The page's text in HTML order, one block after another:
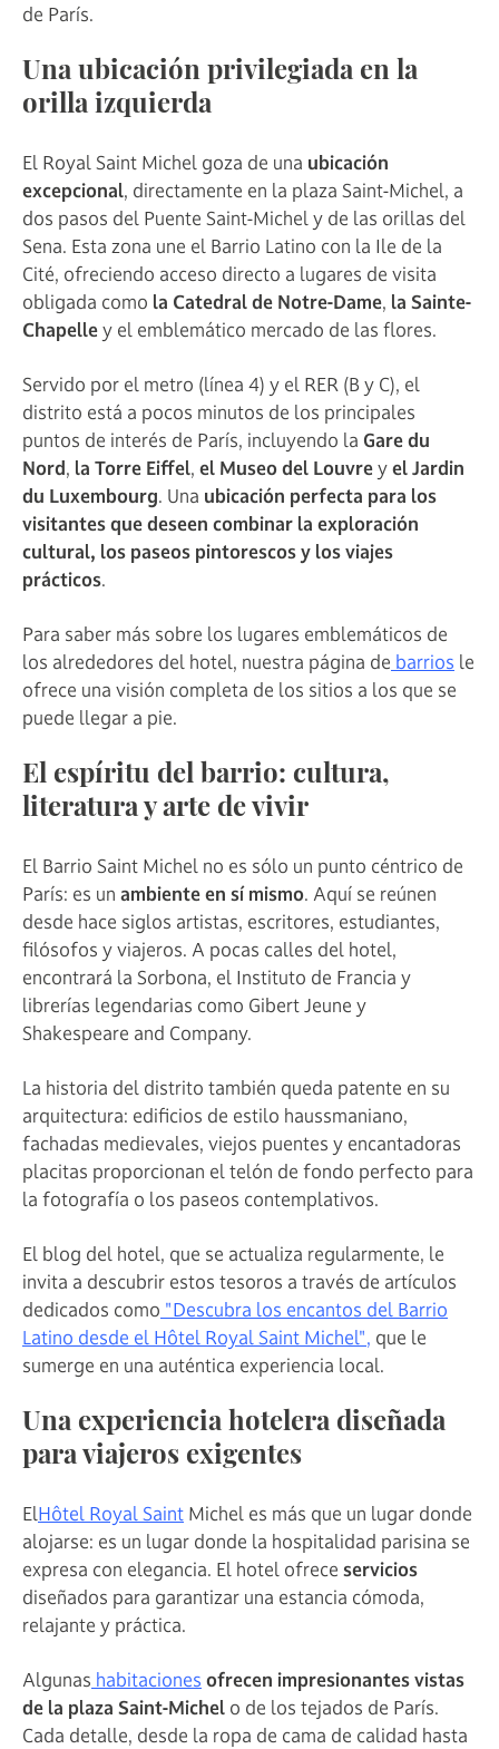
de París.
Una ubicación privilegiada en la
orilla izquierda
El Royal Saint Michel goza de una ubicación
excepcional, directamente en la plaza Saint-Michel, a
dos pasos del Puente Saint-Michel y de las orillas del
Sena. Esta zona une el Barrio Latino con la Ile de la
Cité, ofreciendo acceso directo a lugares de visita
obligada como la Catedral de Notre-Dame, la Sainte-
Chapelley el emblemático mercado de las flores.
Servido por el metro (línea 4) y el RER (B y C), el
distrito está a pocos minutos de los principales
puntos de interés de París, incluyendo la Gare du
Nord, la Torre Eiffel, el Museo del Louvreyel Jardin
du Luxembourg. Una ubicación perfecta para los
visitantes que deseen combinar la exploración
cultural, los paseos pintorescos y los viajes
prácticos.
Para saber más sobre los lugares emblemáticos de
los alrededores del hotel, nuestra página de barrios le
ofrece una visión completa de los sitios a los que se
puede llegar a pie.
El espíritu del barrio: cultura,
literatura y arte de vivir
El Barrio Saint Michel no es sólo un punto céntrico de
París: es un ambiente en sí mismo. Aquí se reúnen
desde hace siglos artistas, escritores, estudiantes,
filósofos y viajeros. A pocas calles del hotel,
encontrará la Sorbona, el Instituto de Francia y
librerías legendarias como Gibert Jeune y
Shakespeare and Company.
La historia del distrito también queda patente en su
arquitectura: edificios de estilo haussmaniano,
fachadas medievales, viejos puentes y encantadoras
placitas proporcionan el telón de fondo perfecto para
la fotografía o los paseos contemplativos.
El blog del hotel, que se actualiza regularmente, le
invita a descubrir estos tesoros a través de artículos
dedicados como "Descubra los encantos del Barrio
Latino desde el Hôtel Royal Saint Michel", que le
sumerge en una auténtica experiencia local.
Una experiencia hotelera diseñada
para viajeros exigentes
ElHôtel Royal Saint Michel es más que un lugar donde
alojarse: es un lugar donde la hospitalidad parisina se
expresa con elegancia. El hotel ofrece servicios
diseñados para garantizar una estancia cómoda,
relajante y práctica.
Algunas habitaciones ofrecen impresionantes vistas
de la plaza Saint-Michel o de los tejados de París.
Cada detalle, desde la ropa de cama de calidad hasta